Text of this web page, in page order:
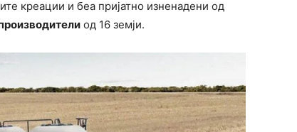
креации и беа пријатно изненадени од
од 16 земји.